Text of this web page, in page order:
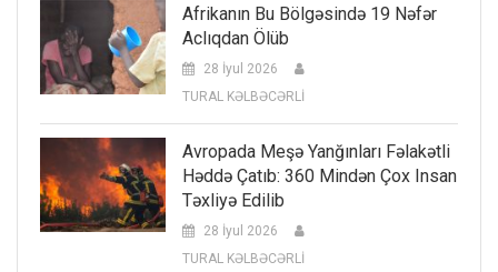
Afrikanın Bu Bölgəsində 19 Nəfər
Aclıqdan Ölüb
28 İyul 2026
TURAL KƏLBƏCƏRLİ
Avropada Meşə Yanğınları Fəlakətli
Həddə Çatıb: 360 Mindən Çox Insan
Təxliyə Edilib
28 İyul 2026
TURAL KƏLBƏCƏRLİ